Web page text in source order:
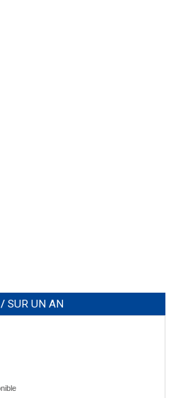
/ SUR UN AN